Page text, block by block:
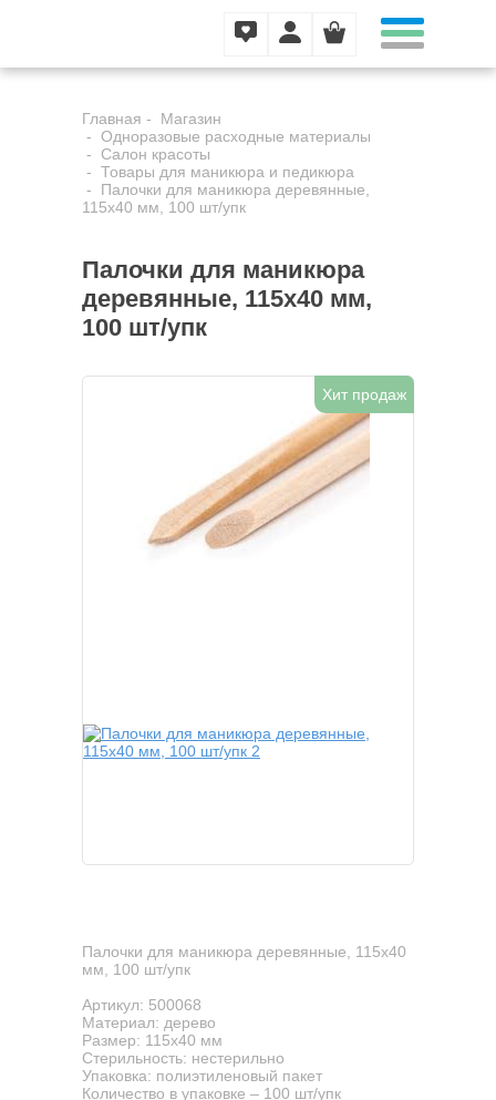
Главная
Магазин
Одноразовые расходные материалы
Салон красоты
Товары для маникюра и педикюра
Палочки для маникюра деревянные,
115х40 мм, 100 шт/упк
Палочки для маникюра
деревянные, 115х40 мм,
100 шт/упк
Хит продаж
Палочки для маникюра деревянные, 115х40
мм, 100 шт/упк
Артикул: 500068
Материал: дерево
Размер: 115х40 мм
Стерильность: нестерильно
Упаковка: полиэтиленовый пакет
Количество в упаковке – 100 шт/упк